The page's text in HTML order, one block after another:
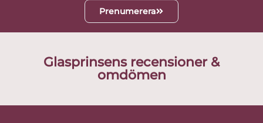
Prenumerera
Glasprinsens recensioner &
omdömen